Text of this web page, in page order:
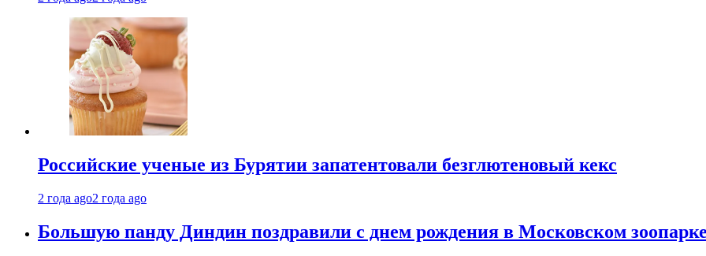
Российские ученые из Бурятии запатентовали безглютеновый кекс
2 года ago2 года ago
Большую панду Диндин поздравили с днем рождения в Московском зоопарке